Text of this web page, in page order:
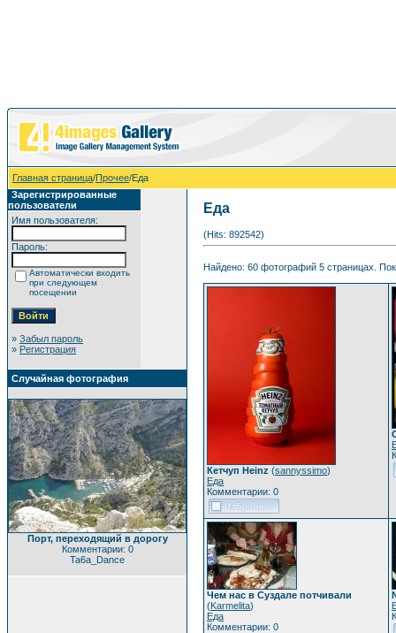
Главная страница/Прочее/Еда
Зарегистрированные
пользователи
Имя пользователя:
Пароль:
Автоматически входить
при следующем
посещении
» Забыл пароль
» Регистрация
Случайная фотография
Порт, переходящий в дорогу
Комментарии: 0
Ta6a_Dance
Еда
(Hits: 892542)
Найдено: 60 фотографий 5 страницах.
Кетчуп Heinz (sannyssimo)
Еда
Комментарии: 0
Чем нас в Суздале потчивали
(Karmelita)
Еда
Комментарии: 0